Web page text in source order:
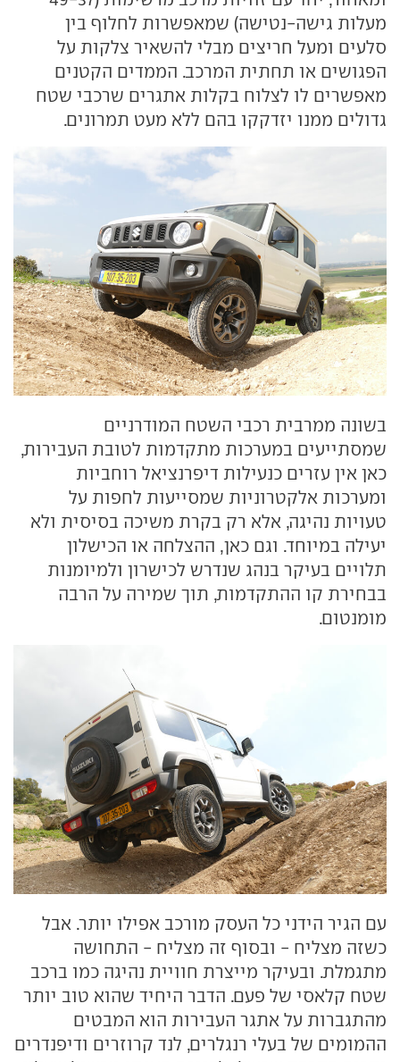
מעלות גישה-נטישה) שמאפשרות לחלוף בין
סלעים ומעל חריצים מבלי להשאיר צלקות על
הפגושים או תחתית המרכב. הממדים הקטנים
מאפשרים לו לצלוח בקלות אתגרים שרכבי שטח
גדולים ממנו יזדקקו בהם ללא מעט תמרונים.
בשונה ממרבית רכבי השטח המודרניים
שמסתייעים במערכות מתקדמות לטובת העבירות,
כאן אין עזרים כנעילות דיפרנציאל רוחביות
ומערכות אלקטרוניות שמסייעות לחפות על
טעויות נהיגה, אלא רק בקרת משיכה בסיסית ולא
יעילה במיוחד. וגם כאן, ההצלחה או הכישלון
תלויים בעיקר בנהג שנדרש לכישרון ולמיומנות
בבחירת קו ההתקדמות, תוך שמירה על הרבה
מומנטום.
עם הגיר הידני כל העסק מורכב אפילו יותר. אבל
כשזה מצליח - ובסוף זה מצליח - התחושה
מתגמלת. ובעיקר מייצרת חוויית נהיגה כמו ברכב
שטח קלאסי של פעם. הדבר היחיד שהוא טוב יותר
מהתגברות על אתגר העבירות הוא המבטים
ההמומים של בעלי רנגלרים, לנד קרוזרים ודיפנדרים